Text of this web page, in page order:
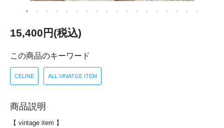
15,400円(税込)
この商品のキーワード
CELINE ALL VINATGE ITEM
商品説明
【 vintage item 】